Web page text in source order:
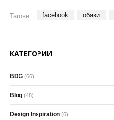
Тагове facebook обяви
КАТЕГОРИИ
BDG (66)
Blog (48)
Design Inspiration (6)